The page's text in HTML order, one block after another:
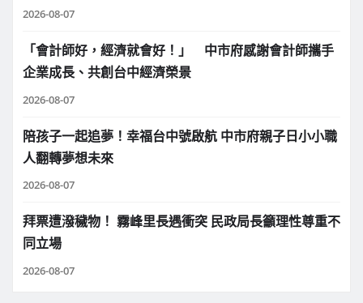
2026-08-07
「會計師好，經濟就會好！」 中市府感謝會計師攜手
企業成長、共創台中經濟榮景
2026-08-07
陪孩子一起追夢！幸福台中號啟航 中市府親子日小小職
人翻轉夢想未來
2026-08-07
拜票遭潑穢物！ 霧峰里長遇衝突 民政局長籲理性尊重不
同立場
2026-08-07